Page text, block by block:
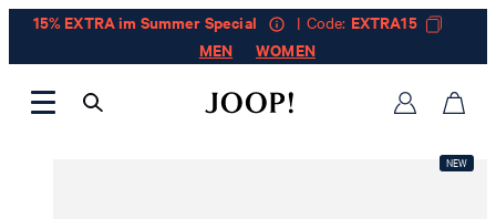
15% EXTRA im Summer Special | Code: EXTRA15
MEN
WOMEN